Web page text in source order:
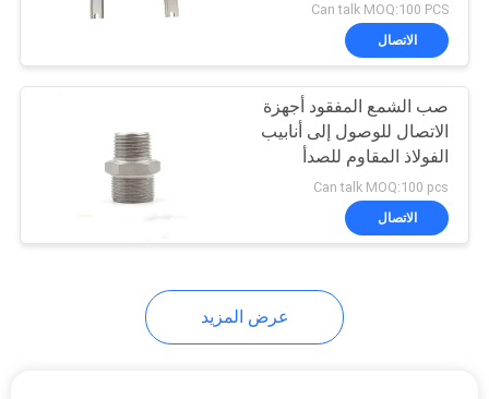
Can talk MOQ:100 PCS
الاتصال
صب الشمع المفقود أجهزة
الاتصال للوصول إلى أنابيب
الفولاذ المقاوم للصدأ
Can talk MOQ:100 pcs
الاتصال
عرض المزيد